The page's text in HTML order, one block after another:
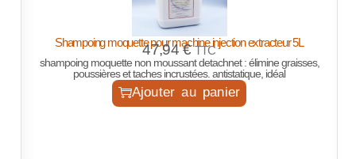
Shampoing moquette pour machine injection extracteur 5L
47,94€ TTC
shampoing moquette non moussantdetachnet: élimine graisses,
poussières et taches incrustées. antistatique, idéal
Ajouter au panier